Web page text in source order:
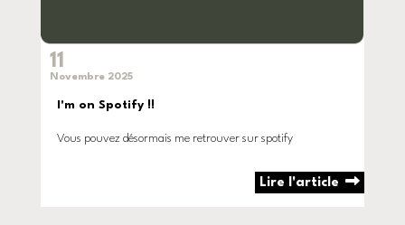
11
Novembre 2025
I'm on Spotify !!
Vous pouvez désormais me retrouver sur spotify
Lire l'article